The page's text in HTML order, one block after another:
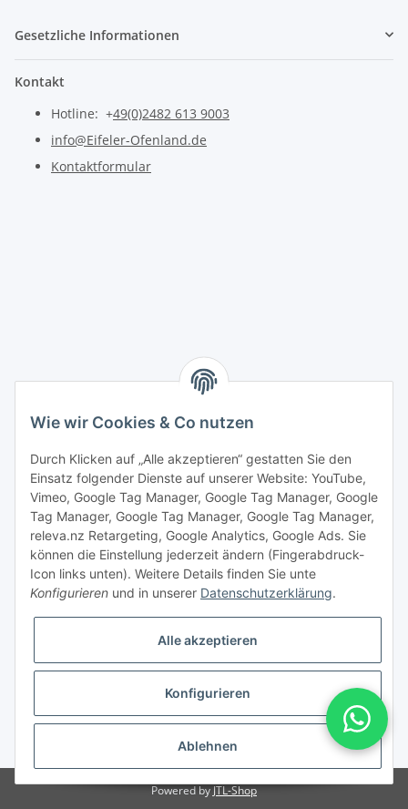
Gesetzliche Informationen
Kontakt
Hotline: +49(0)2482 613 9003
info@Eifeler-Ofenland.de
Kontaktformular
Vertrag widerrufen
* Alle Preise inkl. gesetzlicher USt., zzgl.Versand
Powered byJTL-Shop
Wie wir Cookies & Co nutzen
Durch Klicken auf „Alle akzeptieren“ gestatten Sie den
Einsatz folgender Dienste auf unserer Website: YouTube,
Vimeo, Google Tag Manager, Google Tag Manager, Google
Tag Manager, Google Tag Manager, Google Tag Manager,
releva.nz Retargeting, Google Analytics, Google Ads. Sie
können die Einstellung jederzeit ändern (Fingerabdruck-
Icon links unten). Weitere Details finden Sie unte
Konfigurieren und in unserer Datenschutzerklärung.
Alle akzeptieren
Konfigurieren
Ablehnen